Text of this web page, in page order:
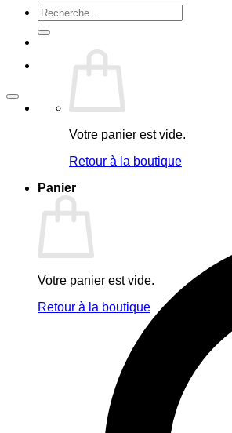
Recherche
pour :
Votre panier est vide.
Retour à la boutique
Panier
Votre panier est vide.
Retour à la boutique